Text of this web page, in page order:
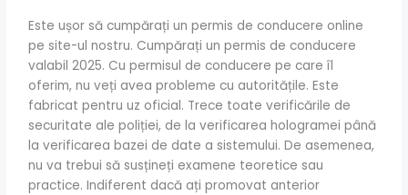
Este ușor să cumpărați un permis de conducere online
pe site-ul nostru. Cumpărați un permis de conducere
valabil 2025. Cu permisul de conducere pe care îl
oferim, nu veți avea probleme cu autoritățile. Este
fabricat pentru uz oficial. Trece toate verificările de
securitate ale poliției, de la verificarea hologramei până
la verificarea bazei de date a sistemului. De asemenea,
nu va trebui să susțineți examene teoretice sau
practice. Indiferent dacă ați promovat anterior